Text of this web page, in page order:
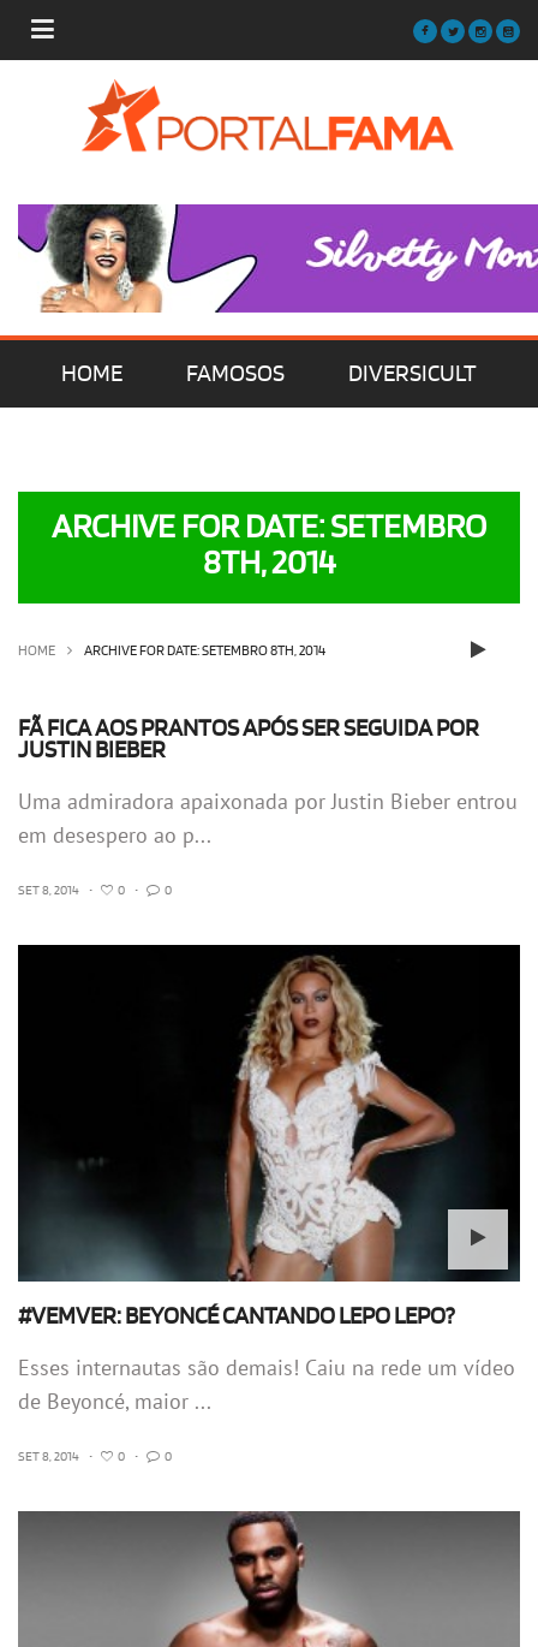
HOME FAMOSOS DIVERSICULT
OLHA ISSO! EU QUERO!
ARCHIVE FOR DATE: SETEMBRO
8TH, 2014
HOME ARCHIVE FOR DATE: SETEMBRO 8TH, 2014
FÃ FICA AOS PRANTOS APÓS SER SEGUIDA POR
JUSTIN BIEBER
Uma admiradora apaixonada por Justin Bieber entrou
em desespero ao p...
SET 8, 2014 • 0 • 0
#VEMVER: BEYONCÉ CANTANDO LEPO LEPO?
Esses internautas são demais! Caiu na rede um vídeo
de Beyoncé, maior ...
SET 8, 2014 • 0 • 0